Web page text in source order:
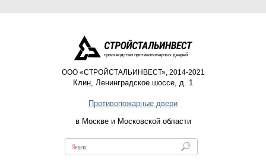
производство противопожарных дверей
ООО «СТРОЙСТАЛЬИНВЕСТ», 2014-2021
Клин, Ленинградское шоссе, д. 1
Противопожарные двери
в Москве и Московской области